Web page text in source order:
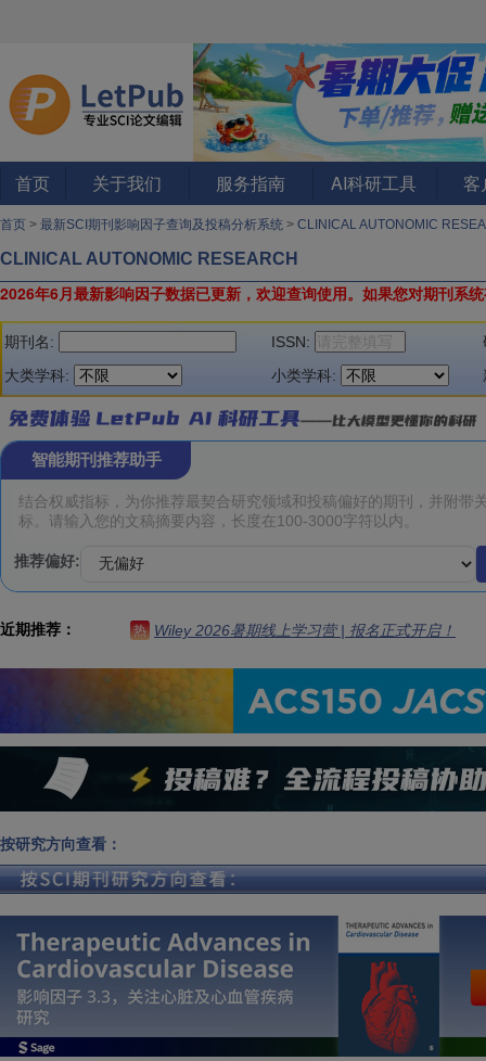
首页 关于我们 服务指南 AI科研工具 客
首页 > 最新SCI期刊影响因子查询及投稿分析系统 > CLINICAL AUTONOMIC
CLINICAL AUTONOMIC RESEARCH
2026年6月最新影响因子数据已更新，欢迎查询使用。 如果您对期刊系
期刊名: ISSN:
大类学科:
小类学科:
智能期刊推荐助手
推荐偏好:
近期推荐： 热 Wiley 2026暑期线上学习营 | 报名正式开启！
按研究方向查看：